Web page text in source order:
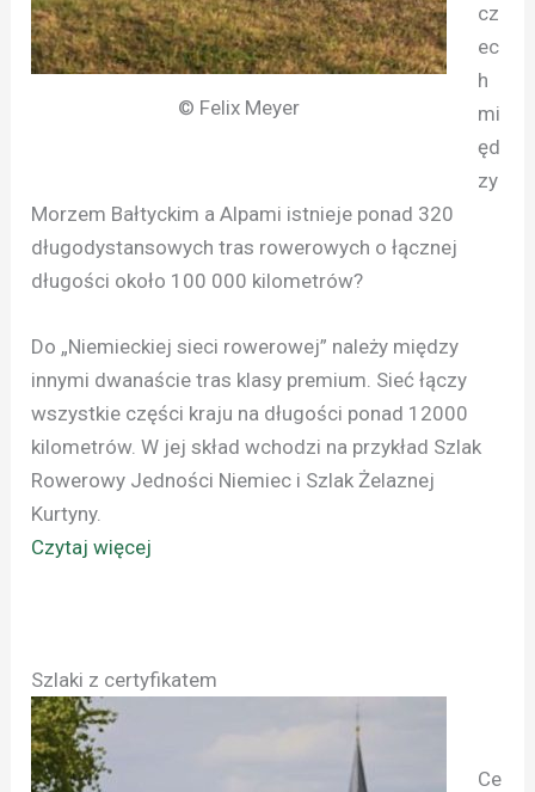
© Felix Meyer
cz
ec
h
mi
ęd
zy
Morzem Bałtyckim a Alpami istnieje ponad 320
długodystansowych tras rowerowych o łącznej
długości około 100 000 kilometrów?
Do „Niemieckiej sieci rowerowej” należy między
innymi dwanaście tras klasy premium. Sieć łączy
wszystkie części kraju na długości ponad 12000
kilometrów. W jej skład wchodzi na przykład Szlak
Rowerowy Jedności Niemiec i Szlak Żelaznej
Kurtyny.
Czytaj więcej
Szlaki z certyfikatem
Ce